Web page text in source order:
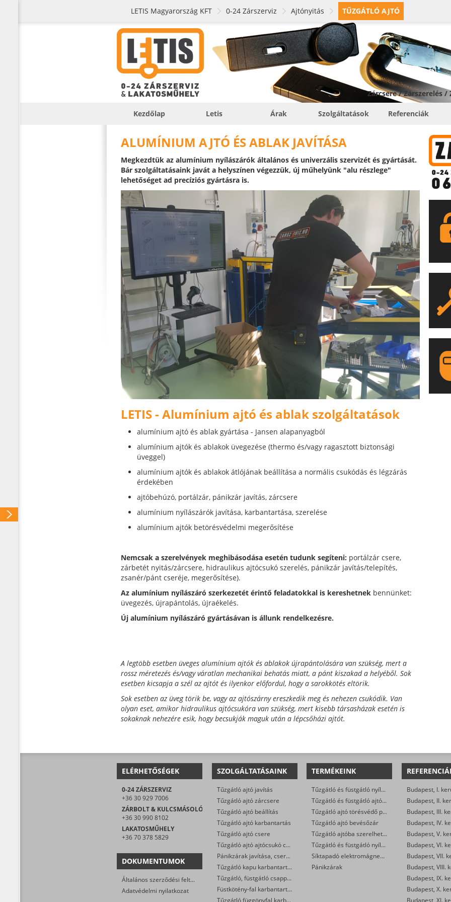
LETIS Magyarország KFT 0-24 Zárszerviz Ajtónyitás TŰZGÁTLÓ AJTÓ
Zárcsere / Zárszerelés
Kezdőlap Letis Árak Szolgáltatások Referenciák
ALUMÍNIUM AJTÓ ÉS ABLAK JAVÍTÁSA
Megkezdtük az alumínium nyílászárók általános és univerzális szervizét és gyártását.
Bár szolgáltatásaink javát a helyszínen végezzük, új műhelyünk "alu részlege"
lehetőséget ad precíziós gyártásra is.
LETIS - Alumínium ajtó és ablak szolgáltatások
alumínium ajtó és ablak gyártása - Jansen alapanyagból
alumínium ajtók és ablakok üvegezése (thermo és/vagy ragasztott biztonsági
üveggel)
alumínium ajtók és ablakok átlójának beállítása a normális csukódás és légzárás
érdekében
ajtóbehúzó, portálzár, pánikzár javítás, zárcsere
alumínium nyílászárók javítása, karbantartása, szerelése
alumínium ajtók betörésvédelmi megerősítése
Nemcsak a szerelvények meghibásodása esetén tudunk segíteni: portálzár csere,
zárbetét nyitás/zárcsere, hidraulikus ajtócsukó szerelés, pánikzár javítás/telepítés,
zsanér/pánt cseréje, megerősítése).
Az alumínium nyílászáró szerkezetét érintő feladatokkal is kereshetnek bennünket:
üvegezés, újrapántolás, újraékelés.
Új alumínium nyílászáró gyártásávan is állunk rendelkezésre.
A legtöbb esetben üveges alumínium ajtók és ablakok újrapántolására van szükség, mert a
rossz méretezés és/vagy váratlan mechanikai behatás miatt, a pánt kiszakad a helyéből. Sok
esetben kicsapja a szél az ajtót és ilyenkor előfordul, hogy a sarokkötés eltörik.
Sok esetben az üveg törik be, vagy az ajtószárny ereszkedik meg és nehezen csukódik. Van
olyan eset, amikor hidraulikus ajtócsukóra van szükség, mert kisebb társasházak esetén is
sokaknak nehezére esik, hogy becsukják maguk után a lépcsőházi ajtót.
ELÉRHETŐSÉGEK
0-24 ZÁRSZERVIZ
+36 30 929 7006
ZÁRBOLT & KULCSMÁSOLÓ
+36 30 990 8102
LAKATOSMŰHELY
+36 70 378 5829
DOKUMENTUMOK
Általános szerződési feltételek
Adatvédelmi nyilatkozat
SZOLGÁLTATÁSAINK
Tűzgátló ajtó javítás
Tűzgátló ajtó zárcsere
Tűzgátló ajtó beállítás
Tűzgátló ajtó karbantartás
Tűzgátló ajtó csere
Tűzgátló ajtó ajtócsukó csere
Pánikzárak javítása, cseréje
Tűzgátló kapu karbantartás
Tűzgátló, füstgátló csappantyú karbantartás
Füstkötény-fal karbantartás
Tűzgátló függönyfal karbantartás
TERMÉKEINK
Tűzgátló és füstgátló nyílászárók
Tűzgátló és füstgátló ajtóalkatrészek (zsanér, rugó, stift, tömítés…)
Tűzgátló ajtó törésvédő pajzs és kilincsgarnitúra (kilincs-kilincs, vagy gomb-kilincs)
Tűzgátló ajtó bevésőzár
Tűzgátló ajtóba szerelhető zárbetét
Tűzgátló és füstgátló nyílászárókra szerelhető ajtócsukó és soroló
Síktapadó elektromágnesek
Pánikzárak
Budapest, I.
Budapest, II.
Budapest, III.
Budapest, IV.
Budapest, V.
Budapest, VI.
Budapest, VII.
Budapest, VIII.
Budapest, IX.
Budapest, X.
Budapest, XI.